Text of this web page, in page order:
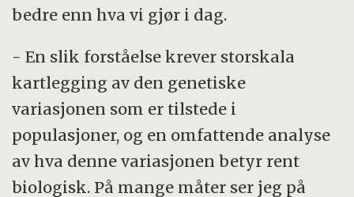
bedre enn hva vi gjør i dag.
- En slik forståelse krever storskala
kartlegging av den genetiske
variasjonen som er tilstede i
populasjoner, og en omfattende analyse
av hva denne variasjonen betyr rent
biologisk. På mange måter ser jeg på